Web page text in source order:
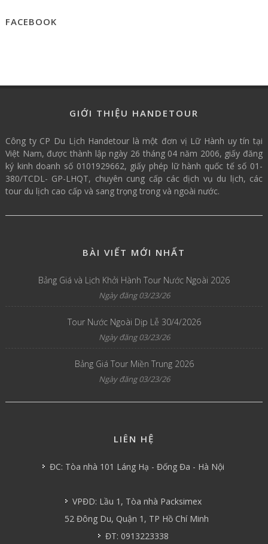
FACEBOOK
GIỚI THIỆU HANDETOUR
Công ty CP Du Lịch Handetour là một đơn vị Lữ Hành uy tín tại
Việt Nam, được thành lập ngày 26 tháng 04 năm 2006, giấy đăng
ký kinh doanh số 0101929662, giấy phép lữ hành quốc tế số 01-
380/TCDL- GP-LHQT, chuyên cung cấp các dịch vụ du lịch, các
tour du lịch cao cấp và sang trọng trong và ngoài nước.
BÀI VIẾT MỚI NHẤT
Bảng Giá và Lịch Khởi Hành Tour Nước Ngoài 2026
Ngày đăng 03/23/26
Tour Nước Ngoài Dịp Lễ 30/4/2026
Ngày đăng 03/23/26
Bảng Giá Tour Miền Trung 2026
Ngày đăng 03/23/26
LIÊN HỆ
ĐC: Tòa nhà 101 Láng Hạ - Đống Đa - Hà Nội
VPĐD: Lầu 1, Tòa nhà Packsimex
52 Đông Du, Quận 1, TP Hồ Chí Minh
ĐT: 0913223338